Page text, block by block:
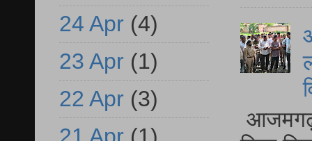
आजमगढ़
24 Apr (4)
23 Apr (1)
22 Apr (3)
21 Apr (1)